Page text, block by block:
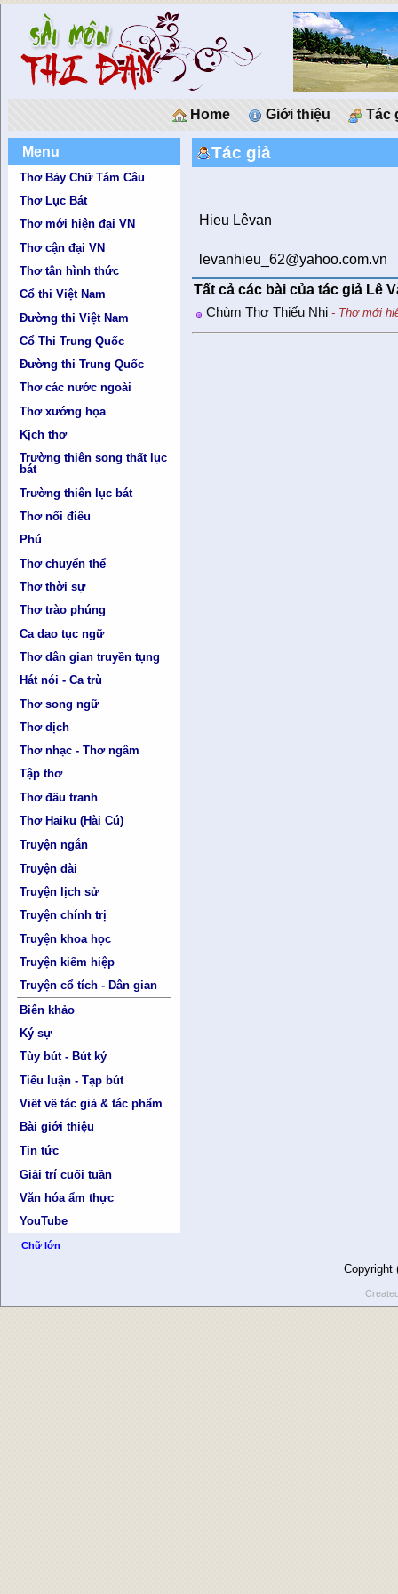
Home Giới thiệu Tác
Menu
Thơ Bảy Chữ Tám Câu
Thơ Lục Bát
Thơ mới hiện đại VN
Thơ cận đại VN
Thơ tân hình thức
Cổ thi Việt Nam
Đường thi Việt Nam
Cổ Thi Trung Quốc
Đường thi Trung Quốc
Thơ các nước ngoài
Thơ xướng họa
Kịch thơ
Trường thiên song thất lục
bát
Trường thiên lục bát
Thơ nối điêu
Phú
Thơ chuyển thể
Thơ thời sự
Thơ trào phúng
Ca dao tục ngữ
Thơ dân gian truyền tụng
Hát nói - Ca trù
Thơ song ngữ
Thơ dịch
Thơ nhạc - Thơ ngâm
Tập thơ
Thơ đấu tranh
Thơ Haiku (Hài Cú)
Truyện ngắn
Truyện dài
Truyện lịch sử
Truyện chính trị
Truyện khoa học
Truyện kiếm hiệp
Truyện cổ tích - Dân gian
Biên khảo
Ký sự
Tùy bút - Bút ký
Tiểu luận - Tạp bút
Viết về tác giả & tác phẩm
Bài giới thiệu
Tin tức
Giải trí cuối tuần
Văn hóa ẩm thực
YouTube
Chữ lớn
Tác giả
Hieu Lêvan
levanhieu_62@yahoo.com.vn
Tất cả các bài của tác giả Lê
Chùm Thơ Thiếu Nhi - Thơ mới
Copyright